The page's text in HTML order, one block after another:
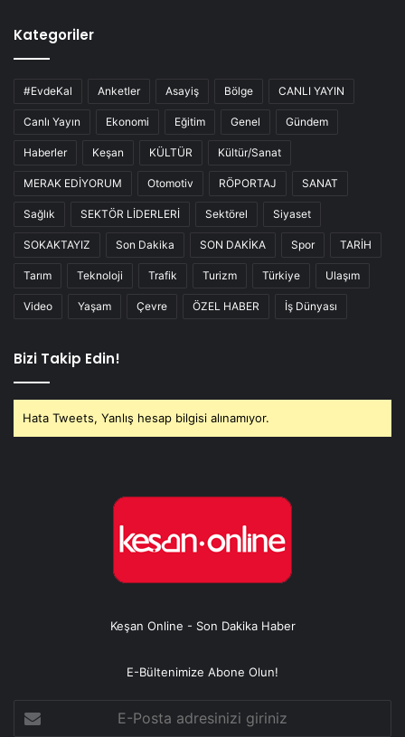
Kategoriler
#EvdeKal Anketler Asayiş Bölge CANLI YAYIN
Canlı Yayın Ekonomi Eğitim Genel Gündem
Haberler Keşan KÜLTÜR Kültür/Sanat
MERAK EDİYORUM Otomotiv RÖPORTAJ SANAT
Sağlık SEKTÖR LİDERLERİ Sektörel Siyaset
SOKAKTAYIZ Son Dakika SON DAKİKA Spor TARİH
Tarım Teknoloji Trafik Turizm Türkiye Ulaşım
Video Yaşam Çevre ÖZEL HABER İş Dünyası
Bizi Takip Edin!
Hata Tweets, Yanlış hesap bilgisi alınamıyor.
Keşan Online - Son Dakika Haber
E-Bültenimize Abone Olun!
Posta